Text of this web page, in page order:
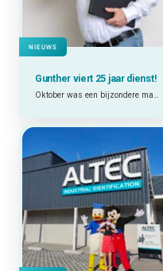
NIEUWS
Gunther viert 25 jaar dienst!
Oktober was een bijzondere maand bij ALTEC!